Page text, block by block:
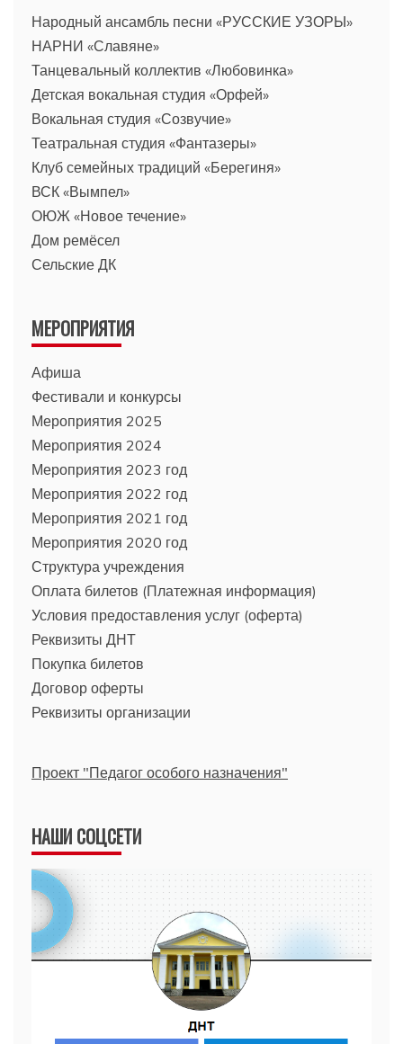
Народный ансамбль песни «РУССКИЕ УЗОРЫ»
НАРНИ «Славяне»
Танцевальный коллектив «Любовинка»
Детская вокальная студия «Орфей»
Вокальная студия «Созвучие»
Театральная студия «Фантазеры»
Клуб семейных традиций «Берегиня»
ВСК «Вымпел»
ОЮЖ «Новое течение»
Дом ремёсел
Сельские ДК
МЕРОПРИЯТИЯ
Афиша
Фестивали и конкурсы
Мероприятия 2025
Мероприятия 2024
Мероприятия 2023 год
Мероприятия 2022 год
Мероприятия 2021 год
Мероприятия 2020 год
Структура учреждения
Оплата билетов (Платежная информация)
Условия предоставления услуг (оферта)
Реквизиты ДНТ
Покупка билетов
Договор оферты
Реквизиты организации
Проект "Педагог особого назначения"
НАШИ СОЦСЕТИ